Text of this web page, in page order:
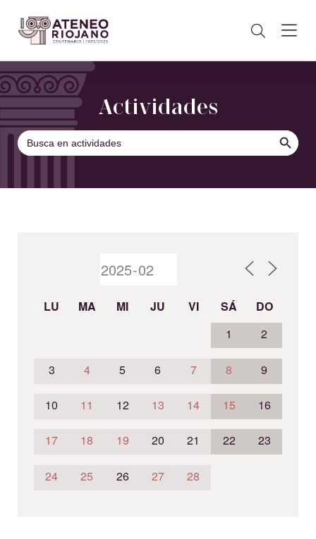
Actividades
Buscar: BOTÓN DE
LU MA MI JU VI SÁ
DO
1
2
3 4 5 6 7 8 9
10 11 12 13 14 15 16
17 18 19 20 21 22 23
24 25 26 27 28